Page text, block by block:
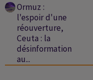
Ormuz :
l'espoir d'une
réouverture,
Ceuta : la
désinformation
au...